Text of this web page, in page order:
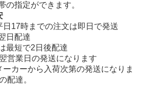
の指定ができます。
17時までの注文は即日で発送
日配達
最短で2日後配達
営業日の発送になります
カーから入荷次第の発送になりま
配達。